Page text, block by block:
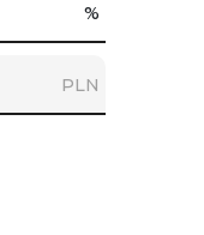
%
PLN